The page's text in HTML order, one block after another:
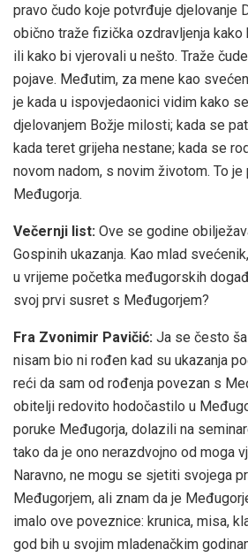
pravo čudo koje potvrđuje djelovanje
obično traže fizička ozdravljenja
ili kako bi vjerovali u nešto. Traže
pojave. Međutim, za mene kao
je kada u ispovjedaonici vidim kako
djelovanjem Božje milosti; kada se
kada teret grijeha nestane; kada se
novom nadom, s novim životom. To je
Međugorja.
Večernji list: Ove se godine
Gospinih ukazanja. Kao mlad
u vrijeme početka međugorskih
svoj prvi susret s Međugorjem?
Fra Zvonimir Pavičić: Ja se često
nisam bio ni rođen kad su ukazanja
reći da sam od rođenja povezan s
obitelji redovito hodočastilo u
poruke Međugorja, dolazili na
tako da je ono nerazdvojno od moga
Naravno, ne mogu se sjetiti svojega
Međugorjem, ali znam da je
imalo ove poveznice: krunica, misa,
god bih u svojim mladenačkim